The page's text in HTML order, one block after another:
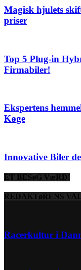
Magisk hjulets
priser
Top 5 Plug-in
Firmabiler!
Ekspertens
Køge
Innovative Biler
ET BESøG VæRD!
REDAKTøRENS
Racerkultur i